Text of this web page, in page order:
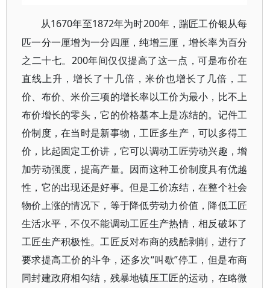
从1670年至1872年为时200年，踹匠工价银从每
匹一分一厘增为一分四厘，纯增三厘，增长率为百分
之二十七。200年间仅仅提高了这一点，可是布价在
直线上升，增长了十几倍，米价也增长了几倍，工
价、布价、米价三项的增长率以工价为最小，比不上
布价增长的零头，它的价格基本上是冻结的。记件工
价制度，在当时是新事物，工匠多生产，可以多得工
价，比起固定工价讲，它可以调动工匠劳动兴趣，增
加劳动强度，提高产量。因而这种工价制度具有优越
性，它的出现还是好事。但是工价冻结，在整个社会
物价上涨的情况下，等于降低劳动力价值，降低工匠
生活水平，不仅不能调动工匠生产热情，相反破坏了
工匠生产积极性。工匠反对布商的残酷剥削，进行了
要求提高工价的斗争，还多次“叫歇”停工，但是布商
同封建政府相勾结，残暴地镇压工匠的运动，在略微